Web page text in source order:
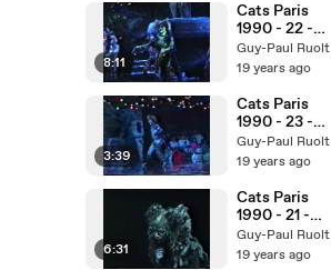
8:11
Cats Paris
1990 - 22 -
S'adresser à
un chat
Guy-Paul Ruolt
19 years ago
3:39
Cats Paris
1990 - 23 -
Finale
Guy-Paul Ruolt
19 years ago
6:31
Cats Paris
1990 - 21 -
Memory
Guy-Paul Ruolt
19 years ago